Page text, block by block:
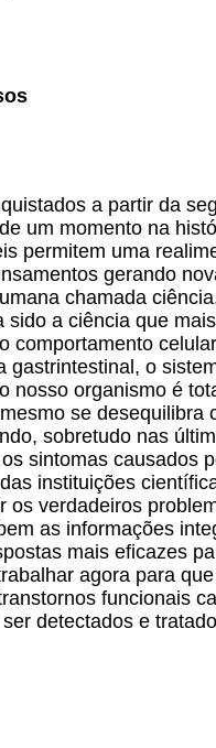
a partir da
um momento na
permitem uma
gerando
chamada
sido a ciência que
comportamento
gastrintestinal, o
nosso organismo é
se
sobretudo nas
sintomas causados
instituições
os verdadeiros
as informações
mais eficazes
agora para
funcionais
detectados e